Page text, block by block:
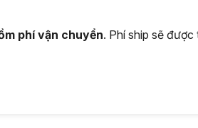
phí vận chuyển. Phí ship sẽ